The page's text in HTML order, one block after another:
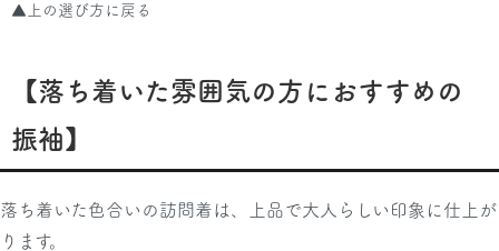
▲上の選び方に戻る
【落ち着いた雰囲気の方におすすめの
振袖】
落ち着いた色合いの訪問着は、上品で大人らしい印象に仕上が
ります。